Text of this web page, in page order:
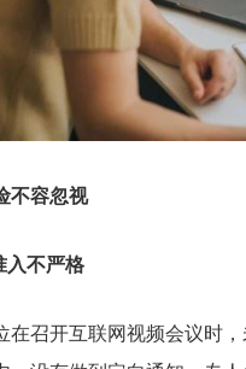
不容忽视
入不严格
在召开互联网视频会议时